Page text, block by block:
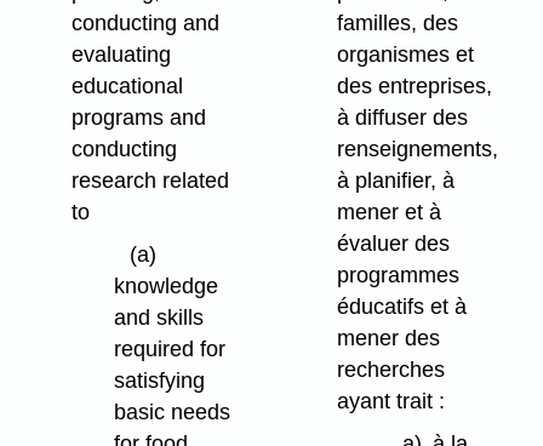
conducting and
evaluating
educational
programs and
conducting
research related
to
(a)
knowledge
and skills
required for
satisfying
basic needs
familles, des
organismes et
des entreprises,
à diffuser des
renseignements,
à planifier, à
mener et à
évaluer des
programmes
éducatifs et à
mener des
recherches
ayant trait :